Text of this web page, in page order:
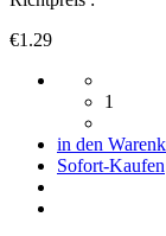
€1.29
1
in den
Sofort-Kaufen